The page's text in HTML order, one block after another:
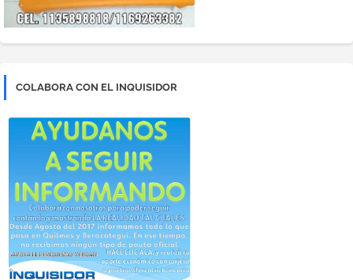
COLABORA CON EL INQUISIDOR